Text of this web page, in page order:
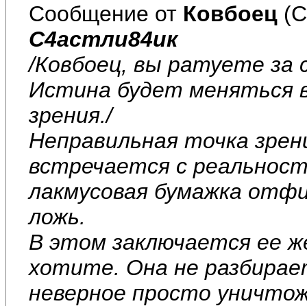
Сообщение от Ковбоец
С4астли84ик
/Ковбоец, вы ратуете за
Истина будет меняться
зрения./
Неправильная точка
встречается с
лакмусовая бумажка
ложь.
В этом заключается ее
хотите. Она не
неверное просто